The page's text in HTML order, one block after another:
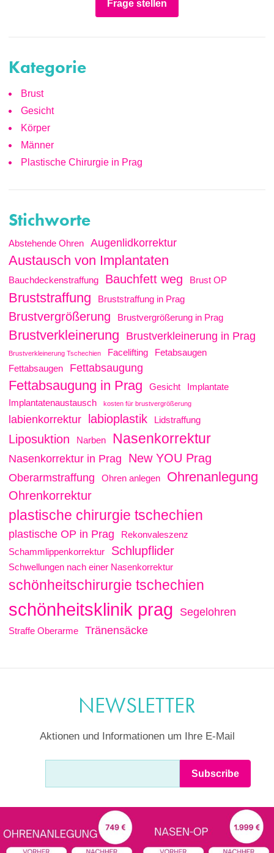
Frage stellen
Kategorie
Brust
Gesicht
Körper
Männer
Plastische Chirurgie in Prag
Stichworte
Abstehende Ohren Augenlidkorrektur
Austausch von Implantaten
Bauchdeckenstraffung Bauchfett weg Brust OP
Bruststraffung Bruststraffung in Prag
Brustvergrößerung Brustvergrößerung in Prag
Brustverkleinerung Brustverkleinerung in Prag
Brustverkleinerung Tschechien Facelifting
Fetabsaugen
Fettabsaugen
Fettabsaugung
Fettabsaugung in Prag Gesicht
Implantate
Implantatenaustausch
kosten für brustvergrößerung
labienkorrektur labioplastik Lidstraffung
Liposuktion Narben Nasenkorrektur
Nasenkorrektur in Prag New YOU Prag
Oberarmstraffung Ohren anlegen Ohrenanlegung
Ohrenkorrektur
plastische chirurgie tschechien
plastische OP in Prag
Rekonvaleszenz
Schammlippenkorrektur
Schlupflider
Schwellungen nach einer Nasenkorrektur
schönheitschirurgie tschechien
schönheitsklinik prag Segelohren
Straffe Oberarme Tränensäcke
NEWSLETTER
Aktionen und Informationen um Ihre E-Mail